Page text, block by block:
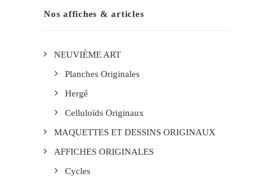
Nos affiches & articles
NEUVIÈME ART
Planches Originales
Hergé
Celluloïds Originaux
MAQUETTES ET DESSINS ORIGINAUX
AFFICHES ORIGINALES
Cycles